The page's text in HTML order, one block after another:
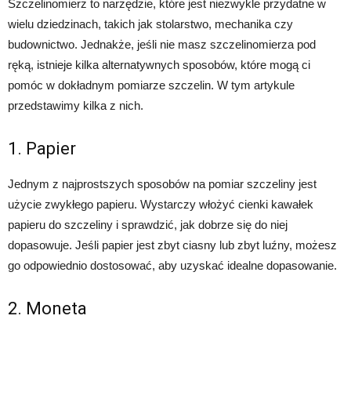
Szczelinomierz to narzędzie, które jest niezwykle przydatne w
wielu dziedzinach, takich jak stolarstwo, mechanika czy
budownictwo. Jednakże, jeśli nie masz szczelinomierza pod
ręką, istnieje kilka alternatywnych sposobów, które mogą ci
pomóc w dokładnym pomiarze szczelin. W tym artykule
przedstawimy kilka z nich.
1. Papier
Jednym z najprostszych sposobów na pomiar szczeliny jest
użycie zwykłego papieru. Wystarczy włożyć cienki kawałek
papieru do szczeliny i sprawdzić, jak dobrze się do niej
dopasowuje. Jeśli papier jest zbyt ciasny lub zbyt luźny, możesz
go odpowiednio dostosować, aby uzyskać idealne dopasowanie.
2. Moneta